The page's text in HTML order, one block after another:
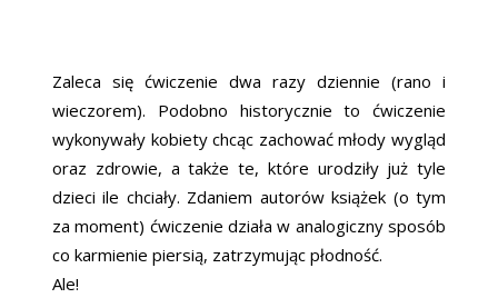
Zaleca się ćwiczenie dwa razy dziennie (rano i
wieczorem). Podobno historycznie to ćwiczenie
wykonywały kobiety chcąc zachować młody wygląd
oraz zdrowie, a także te, które urodziły już tyle
dzieci ile chciały. Zdaniem autorów książek (o tym
za moment) ćwiczenie działa w analogiczny sposób
co karmienie piersią, zatrzymując płodność.
Ale!